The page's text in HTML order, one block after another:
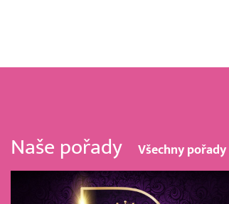
Naše pořady Všechny pořady